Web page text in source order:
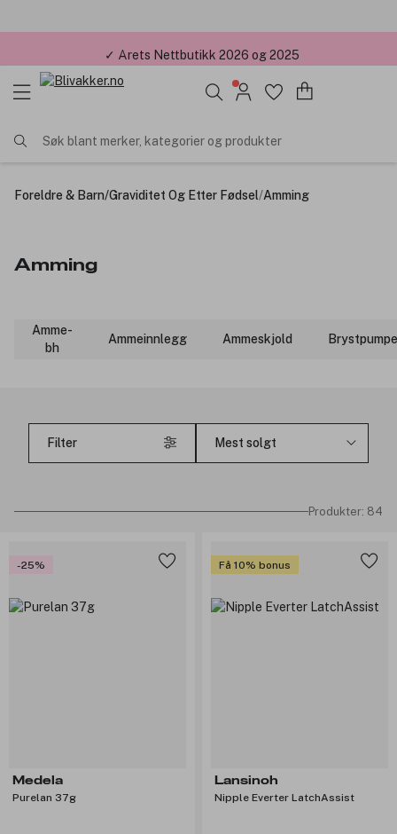
✓ Årets Nettbutikk 2026 og 2025
Søk blant merker, kategorier og produkter
Foreldre & Barn/Graviditet Og Etter Fødsel/Amming
Amming
Amme-
bh
Ammeinnlegg Ammeskjold Brystpumpe
Filter
Produkter: 84
-25%
Medela
Purelan 37g
Få 10% bonus
Lansinoh
Nipple Everter LatchAssist